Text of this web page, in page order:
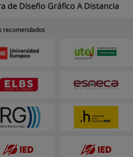
de Diseño Gráfico A Distancia
recomendados